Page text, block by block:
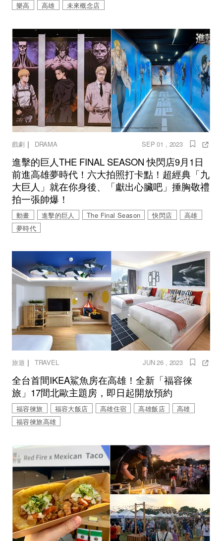
樂高 高雄 未來概念店
戲劇｜ DRAMA SEP 01 , 2023
進擊的巨人THE FINAL SEASON 快閃店9月1日
前進高雄夢時代！六大拍照打卡點！超經典「九
大巨人」就在你身後、「獻出心臟吧」捶胸敬禮
拍一張帥爆！
動畫 進擊的巨人 The Final Season 快閃店
高雄
夢時代
旅遊 ｜ TRAVEL JUN 26 , 2023
全台首間IKEA鯊魚房在高雄！全新「福容徠
旅」17間北歐主題房，即日起開放預約
福容徠旅 福容大飯店 高雄住宿 高雄飯店
高雄
福容徠旅高雄